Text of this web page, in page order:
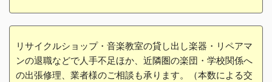
リサイクルショップ・音楽教室の貸し出し楽器・リペアマ
ンの退職などで人手不足ほか、近隣圏の楽団・学校関係へ
の出張修理、業者様のご相談も承ります。（本数による交